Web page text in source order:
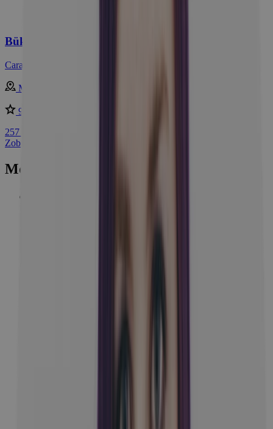
Bükfürdő s luxusným wellness (2 000 m²)
Caramell Premium Resort ****
Maďarsko - Bük
9 /10
257 €
Zobraziť najpredávanejšie pobyty
Mohlo by vás zaujímať